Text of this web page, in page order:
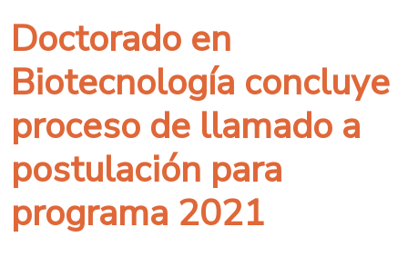
Doctorado en
Biotecnología concluye
proceso de llamado a
postulación para
programa 2021